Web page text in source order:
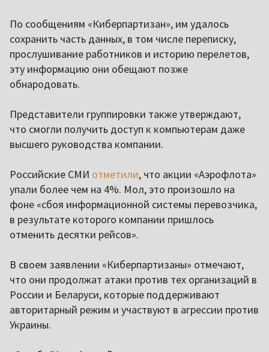
По сообщениям «Киберпартизан», им удалось
сохранить часть данных, в том числе переписку,
прослушивание работников и историю перелетов,
эту информацию они обещают позже
обнародовать.
Представители группировки также утверждают,
что смогли получить доступ к компьютерам даже
высшего руководства компании.
Российские СМИ отметили, что акции «Аэрофлота»
упали более чем на 4%. Мол, это произошло на
фоне «сбоя информационной системы перевозчика,
в результате которого компании пришлось
отменить десятки рейсов».
В своем заявлении «Киберпартизаны» отмечают,
что они продолжат атаки против тех организаций в
России и Беларуси, которые поддерживают
авторитарный режим и участвуют в агрессии против
Украины.